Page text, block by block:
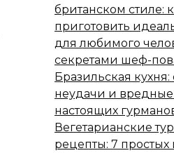
британском стиле:
приготовить
для любимого
секретами шеф-
Бразильская
неудачи и вредные
настоящих
Вегетарианские
рецепты: 7 простых